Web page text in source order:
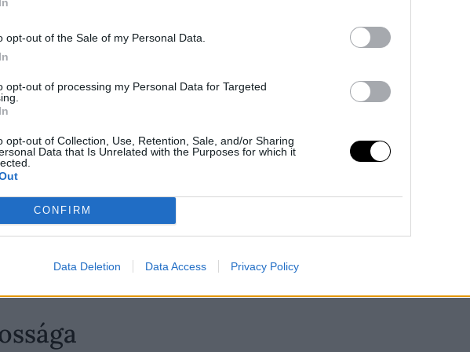
opt-out of the Sale of my Personal Data.
opt-out of processing my Personal Data for Targeted
opt-out of Collection, Use, Retention, Sale, and/or Sharing
Data that Is Unrelated with the Purposes for which it
CONFIRM
Data Deletion Data Access Privacy Policy
rövidítése, ami magyarul keresőmotor-optimalizálást jelent.
SEO-ról beszélünk, akkor mindazokra a tevékenységekre
célja, hogy a felhasználóknak a lehető legjobb és
amelyek több száz különböző tényezőt vesznek figyelembe
a megértésével és az ezekre való tudatos optimalizálással
szemben.
folyamatosan változó és fejlődő szakterület
. Ahogy a
stratégiáknak is alkalmazkodniuk.